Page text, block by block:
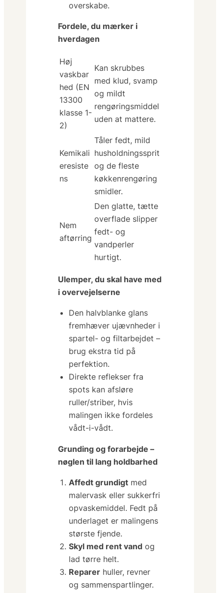
overskabe.
Fordele, du mærker i
hverdagen
Høj
vaskbar
hed (EN
13300
klasse 1-
2)
Kan skrubbes
med klud, svamp
og mildt
rengøringsmiddel
uden at mattere.
Kemikali
eresiste
ns
Tåler fedt, mild
husholdningssprit
og de fleste
køkkenrengøring
smidler.
Nem
aftørring
Den glatte, tætte
overflade slipper
fedt- og
vandperler
hurtigt.
Ulemper, du skal have med
i overvejelserne
Den halvblanke glans
fremhæver ujævnheder i
spartel- og filtarbejdet –
brug ekstra tid på
perfektion.
Direkte reflekser fra
spots kan afsløre
ruller/striber, hvis
malingen ikke fordeles
vådt-i-vådt.
Grunding og forarbejde –
nøglen til lang holdbarhed
Affedt grundigt med
malervask eller sukkerfri
opvaskemiddel. Fedt på
underlaget er malingens
største fjende.
Skyl med rent vand og
lad tørre helt.
Reparer huller, revner
og sammenspartlinger.